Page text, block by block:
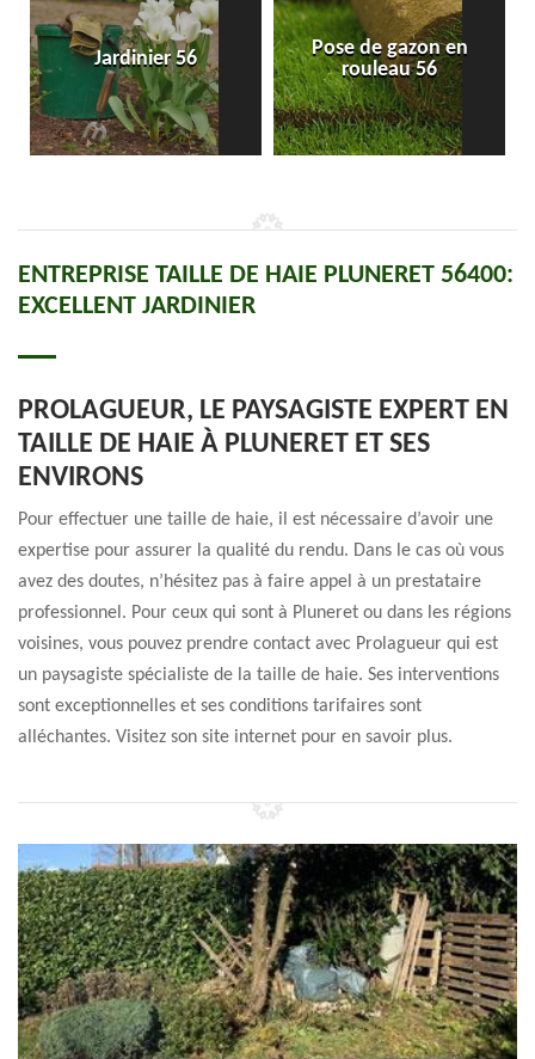
Jardinier 56
Pose de gazon en
rouleau 56
ENTREPRISE TAILLE DE HAIE PLUNERET 56400:
EXCELLENT JARDINIER
PROLAGUEUR, LE PAYSAGISTE EXPERT EN
TAILLE DE HAIE À PLUNERET ET SES
ENVIRONS
Pour effectuer une taille de haie, il est nécessaire d’avoir une
expertise pour assurer la qualité du rendu. Dans le cas où vous
avez des doutes, n’hésitez pas à faire appel à un prestataire
professionnel. Pour ceux qui sont à Pluneret ou dans les régions
voisines, vous pouvez prendre contact avec Prolagueur qui est
un paysagiste spécialiste de la taille de haie. Ses interventions
sont exceptionnelles et ses conditions tarifaires sont
alléchantes. Visitez son site internet pour en savoir plus.